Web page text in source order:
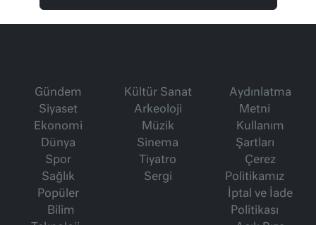
Gündem
Siyaset
Ekonomi
Dünya
Spor
Sağlık
Popüler
Bilim
Kültür Sanat
Arkeoloji
Müzik
Sinema
Tiyatro
Sergi
Aydınlatma
Metni
Kullanım
Şartları
Çerez
Politikamız
İptal ve İade
Politikası